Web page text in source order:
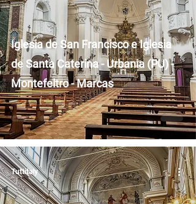
Iglesia de San Francisco e Iglesia
de Santa Caterina - Urbania (PU) -
Montefeltro - Marcas
Tuttitaly